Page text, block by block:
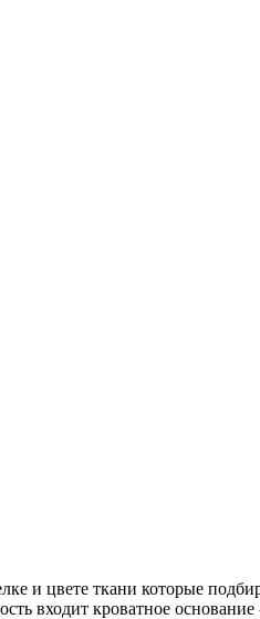
и цвете ткани которые
входит кроватное основание